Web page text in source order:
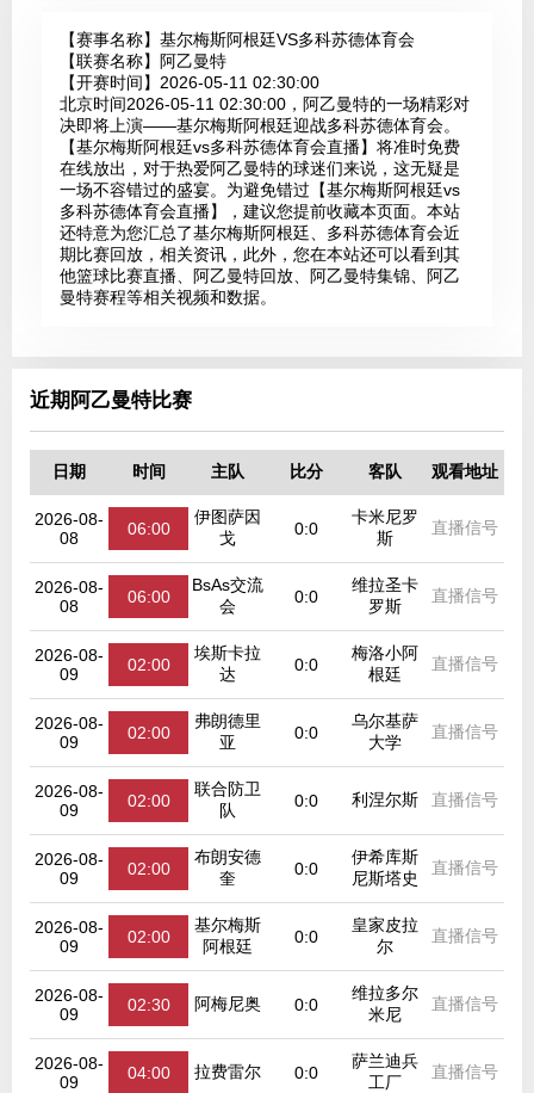
【赛事名称】 基尔梅斯阿根廷VS多科苏德体育会
【联赛名称】
阿乙曼特
【开赛时间】 2026-05-11 02:30:00
北京时间2026-05-11 02:30:00，阿乙曼特的一场精彩对
决即将上演——基尔梅斯阿根廷迎战多科苏德体育会。
【基尔梅斯阿根廷vs多科苏德体育会直播】将准时免费
在线放出，对于热爱阿乙曼特的球迷们来说，这无疑是
一场不容错过的盛宴。为避免错过【基尔梅斯阿根廷vs
多科苏德体育会直播】，建议您提前收藏本页面。本站
还特意为您汇总了基尔梅斯阿根廷、多科苏德体育会近
期比赛回放，相关资讯，此外，您在本站还可以看到其
他篮球比赛直播、阿乙曼特回放、阿乙曼特集锦、阿乙
曼特赛程等相关视频和数据。
近期阿乙曼特比赛
日期 时间 主队 比分 客队 观看地址
2026-08-
08
06:00
伊图萨因
戈
0:0
卡米尼罗
斯
直播信号
2026-08-
08
06:00
BsAs交流
会
0:0
维拉圣卡
罗斯
直播信号
2026-08-
09
02:00
埃斯卡拉
达
0:0
梅洛小阿
根廷
直播信号
2026-08-
09
02:00
弗朗德里
亚
0:0
乌尔基萨
大学
直播信号
2026-08-
09
02:00
联合防卫
队
0:0 利涅尔斯 直播信号
2026-08-
09
02:00
布朗安德
奎
0:0
伊希库斯
尼斯塔史
直播信号
2026-08-
09
02:00
基尔梅斯
阿根廷
0:0
皇家皮拉
尔
直播信号
2026-08-
09
02:30 阿梅尼奥 0:0
维拉多尔
米尼
直播信号
2026-08-
09
04:00 拉费雷尔 0:0
萨兰迪兵
工厂
直播信号